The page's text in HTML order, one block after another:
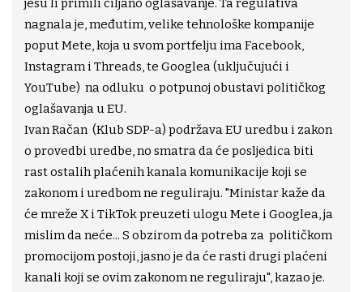
jesu li primili ciljano oglašavanje. Ta regulativa
nagnala je, međutim, velike tehnološke kompanije
poput Mete, koja u svom portfelju ima Facebook,
Instagram i Threads, te Googlea (uključujući i
YouTube) na odluku o potpunoj obustavi političkog
oglašavanja u EU.
Ivan Račan (Klub SDP-a) podržava EU uredbu i zakon
o provedbi uredbe, no smatra da će posljedica biti
rast ostalih plaćenih kanala komunikacije koji se
zakonom i uredbom ne reguliraju. "Ministar kaže da
će mreže X i TikTok preuzeti ulogu Mete i Googlea, ja
mislim da neće... S obzirom da potreba za političkom
promocijom postoji, jasno je da će rasti drugi plaćeni
kanali koji se ovim zakonom ne reguliraju", kazao je.